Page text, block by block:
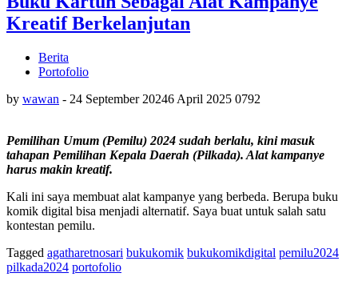
Kreatif Berkelanjutan
Berita
Portofolio
by wawan - 24 September 20246 April 2025 0792
Pemilihan Umum (Pemilu) 2024 sudah berlalu, kini masuk
tahapan Pemilihan Kepala Daerah (Pilkada). Alat kampanye
harus makin kreatif.
Kali ini saya membuat alat kampanye yang berbeda. Berupa buku
komik digital bisa menjadi alternatif. Saya buat untuk salah satu
kontestan pemilu.
Tagged agatharetnosari bukukomik bukukomikdigital pemilu2024
pilkada2024 portofolio